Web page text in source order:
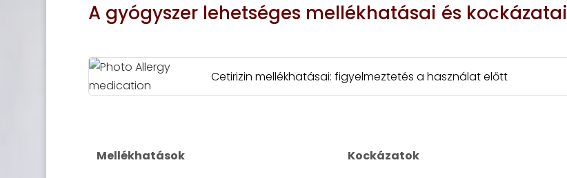
A gyógyszer lehetséges mellékhatásai és kockázatai
Cetirizin mellékhatásai: figyelmeztetés a használat előtt
Mellékhatások Kockázatok